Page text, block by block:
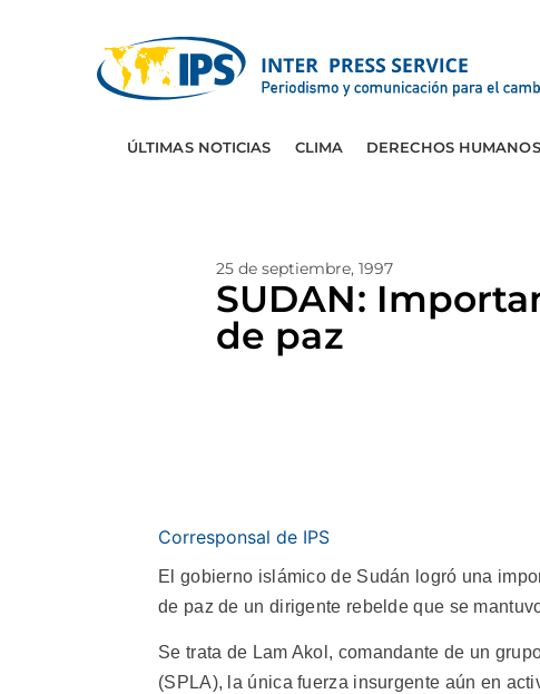
ÚLTIMAS NOTICIAS CLIMA DERECHOS HUMANOS
25 de septiembre, 1997
SUDAN:
de paz
Corresponsal de IPS
El gobierno islámico de Sudán logró una
de paz de un dirigente rebelde que se
Se trata de Lam Akol, comandante de un
(SPLA), la única fuerza insurgente aún en